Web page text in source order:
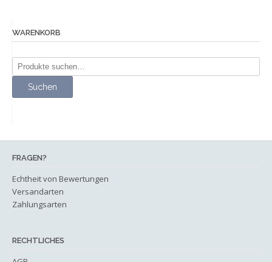
der
WARENKORB
Suche
nach:
Suchen
FRAGEN?
Echtheit von Bewertungen
Versandarten
Zahlungsarten
RECHTLICHES